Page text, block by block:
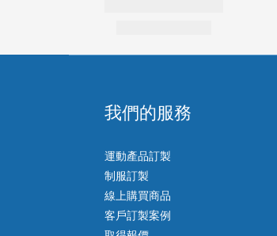
我們的服務
運動產品訂製
制服訂製
線上購買商品
客戶訂製案例